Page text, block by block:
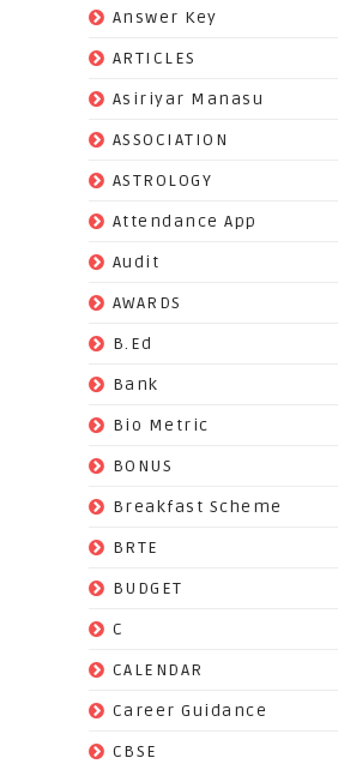
Answer Key
ARTICLES
Asiriyar Manasu
ASSOCIATION
ASTROLOGY
Attendance App
Audit
AWARDS
B.Ed
Bank
Bio Metric
BONUS
Breakfast Scheme
BRTE
BUDGET
C
CALENDAR
Career Guidance
CBSE